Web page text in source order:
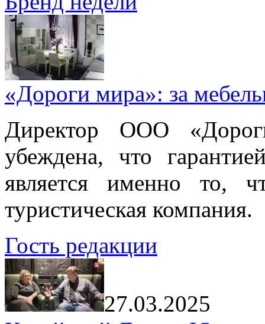
«Дороги мира»: за
Директор ООО
убеждена, что
является именно то,
туристическая компания.
Гость редакции
27.03.2025